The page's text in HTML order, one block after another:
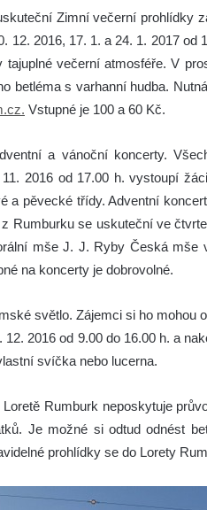
Zimní večerní prohlídky
12. 2016, 17. 1. a 24. 1. 2017 od
večerní atmosféře. V
betléma s varhanní hudba.
Vstupné je 100 a 60 Kč.
a vánoční koncerty.
2016 od 17.00 h. vystoupí
a pěvecké třídy. Adventní
Rumburku se uskuteční ve
mše J. J. Ryby Česká mše
na koncerty je dobrovolné.
světlo. Zájemci si ho mohou
2016 od 9.00 do 16.00 h. a
svíčka nebo lucerna.
Rumburk neposkytuje
Je možné si odtud odnést
prohlídky se do Lorety